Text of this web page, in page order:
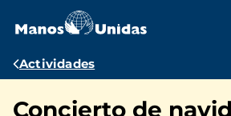
contenido
Ruta
navegación
Actividades
Concierto de